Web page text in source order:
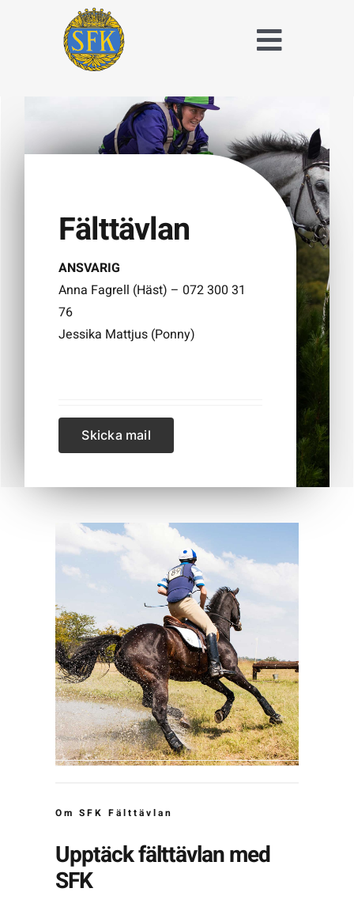
Toggle
med SFK
Jaktridning
Om Stockholms
Kalender
Profilprodukter
Nyheter,
kuriosa
Dokument &
protokoll
Arkiv
Fälttävlan
ANSVARIG
Anna Fagrell (Häst) – 072 300 31
76
Jessika Mattjus (Ponny)
Skicka mail
Om SFK Fälttävlan
Upptäck fälttävlan med
SFK